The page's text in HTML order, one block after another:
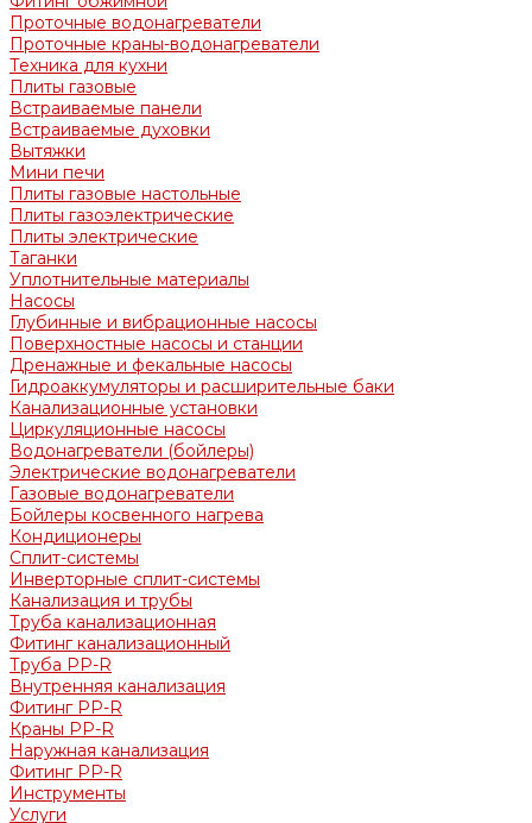
Проточные водонагреватели
Проточные краны-водонагреватели
Техника для кухни
Плиты газовые
Встраиваемые панели
Встраиваемые духовки
Вытяжки
Мини печи
Плиты газовые настольные
Плиты газоэлектрические
Плиты электрические
Таганки
Уплотнительные материалы
Насосы
Глубинные и вибрационные насосы
Поверхностные насосы и станции
Дренажные и фекальные насосы
Гидроаккумуляторы и расширительные баки
Канализационные установки
Циркуляционные насосы
Водонагреватели (бойлеры)
Электрические водонагреватели
Газовые водонагреватели
Бойлеры косвенного нагрева
Кондиционеры
Сплит-системы
Инверторные сплит-системы
Канализация и трубы
Труба канализационная
Фитинг канализационный
Труба PP-R
Внутренняя канализация
Фитинг PP-R
Краны PP-R
Наружная канализация
Фитинг PP-R
Инструменты
Услуги